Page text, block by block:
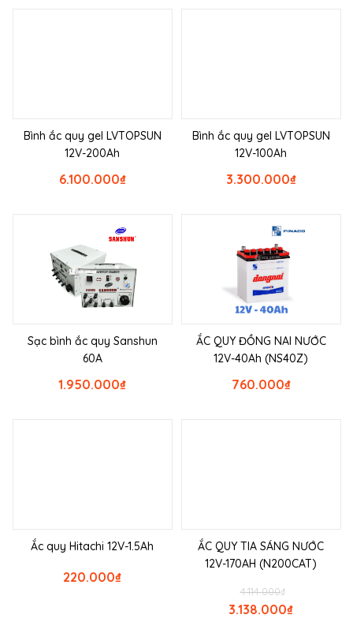
Bình ắc quy gel LVTOPSUN
12V-200Ah
₫
6.100.000
Bình ắc quy gel LVTOPSUN
12V-100Ah
₫
3.300.000
Sạc bình ắc quy Sanshun
60A
₫
1.950.000
ẮC QUY ĐỒNG NAI NƯỚC
12V-40Ah (NS40Z)
₫
760.000
Ắc quy Hitachi 12V-1.5Ah
₫
220.000
ẮC QUY TIA SÁNG NƯỚC
12V-170AH (N200CAT)
₫
4.114.000
₫
3.138.000